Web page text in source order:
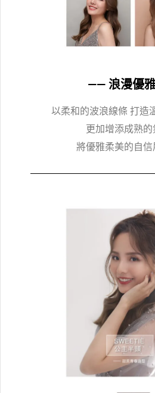
—— 浪漫優
以柔和的波浪線條 打造
更加增添成熟
將優雅柔美的自信